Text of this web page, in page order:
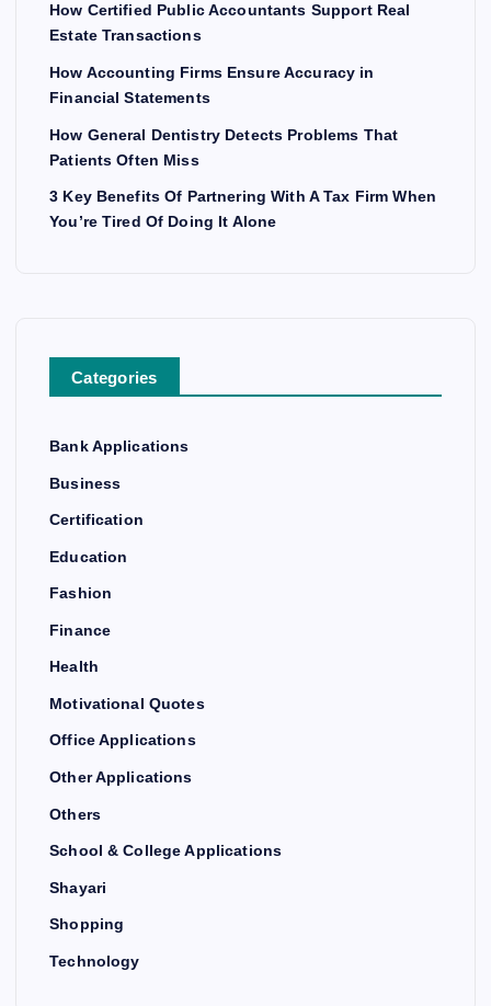
How Certified Public Accountants Support Real
Estate Transactions
How Accounting Firms Ensure Accuracy in
Financial Statements
How General Dentistry Detects Problems That
Patients Often Miss
3 Key Benefits Of Partnering With A Tax Firm When
You’re Tired Of Doing It Alone
Categories
Bank Applications
Business
Certification
Education
Fashion
Finance
Health
Motivational Quotes
Office Applications
Other Applications
Others
School & College Applications
Shayari
Shopping
Technology